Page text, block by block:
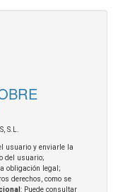
S.L.
usuario y enviarle la
del usuario;
obligación legal;
derechos, como se
: Puede consultar